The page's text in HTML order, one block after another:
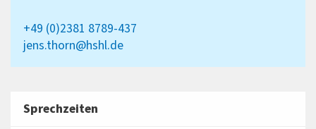
+49 (0)2381 8789-437
jens.thorn@hshl.de
Sprechzeiten